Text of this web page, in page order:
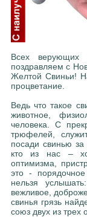
Всех верующих
поздравляем с
Желтой Свиньи!
процветание.
Ведь что такое
животное,
человека. С
трюфелей,
посади свинью
кто из нас –
оптимизма,
это -
нельзя
вежливое,
свинья грязь
союз двух из трех